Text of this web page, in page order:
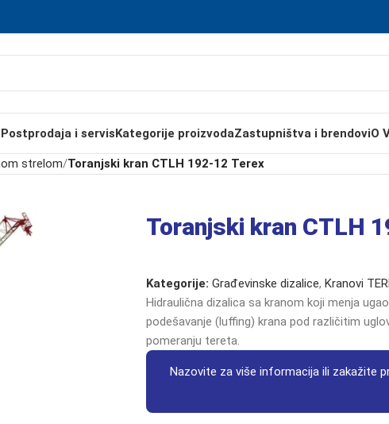
Postprodaja i servisKategorije proizvodaZastupništva i brendoviO
strelom/Toranjski kran CTLH 192-12 Terex
Toranjski kran CTLH
Kategorije: Građevinske dizalice, Kranovi
Hidraulična dizalica sa kranom koji menja
podešavanje (luffing) krana pod različitim
pomeranju tereta.
Nazovite za više informacija ili zakažite